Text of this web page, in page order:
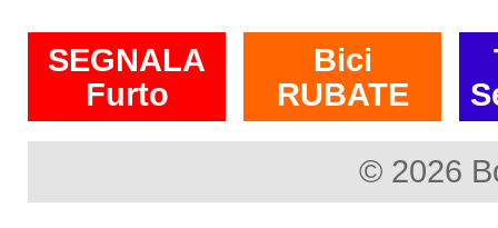
SEGNALA
Furto
Bici
RUBATE
© 2026